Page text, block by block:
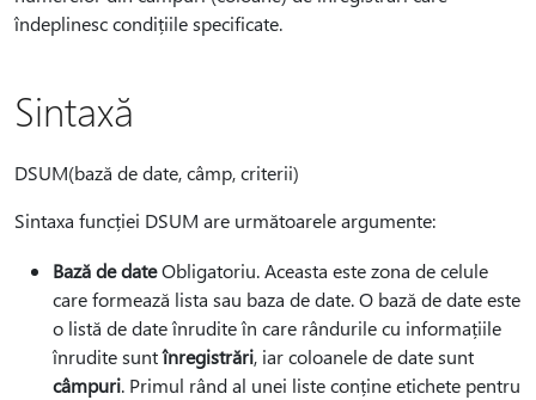
îndeplinesc condițiile specificate.
Sintaxă
DSUM(bază de date, câmp, criterii)
Sintaxa funcției DSUM are următoarele argumente:
Bază de dateObligatoriu. Aceasta este zona de celule
care formează lista sau baza de date. O bază de date este
o listă de date înrudite în care rândurile cu informațiile
înrudite suntînregistrări, iar coloanele de date sunt
câmpuri. Primul rând al unei liste conține etichete pentru